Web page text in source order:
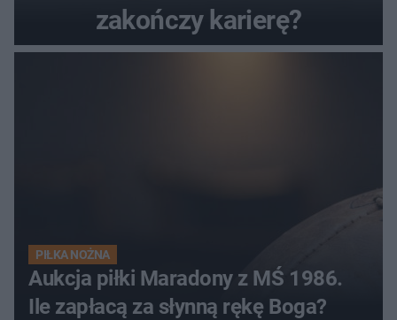
zakończy karierę?
PIŁKA NOŻNA
Aukcja piłki Maradony z MŚ 1986.
Ile zapłacą za słynną rękę Boga?